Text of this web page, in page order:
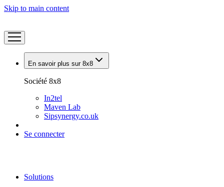
Skip to main content
En savoir plus sur 8x8
Société 8x8
In2tel
Maven Lab
Sipsynergy.co.uk
Se connecter
Solutions